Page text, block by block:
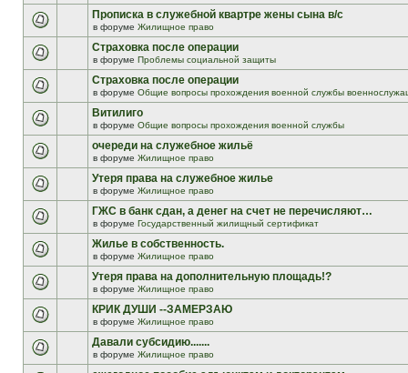
Прописка в служебной квартре жены сына в/с
в форуме Жилищное право
Страховка после операции
в форуме Проблемы социальной защиты
Страховка после операции
в форуме Общие вопросы прохождения военной службы
Витилиго
в форуме Общие вопросы прохождения военной службы
очереди на служебное жильё
в форуме Жилищное право
Утеря права на служебное жилье
в форуме Жилищное право
ГЖС в банк сдан, а денег на счет не перечисляют…
в форуме Государственный жилищный сертификат
Жилье в собственность.
в форуме Жилищное право
Утеря права на дополнительную площадь!?
в форуме Жилищное право
КРИК ДУШИ --ЗАМЕРЗАЮ
в форуме Жилищное право
Давали субсидию.......
в форуме Жилищное право